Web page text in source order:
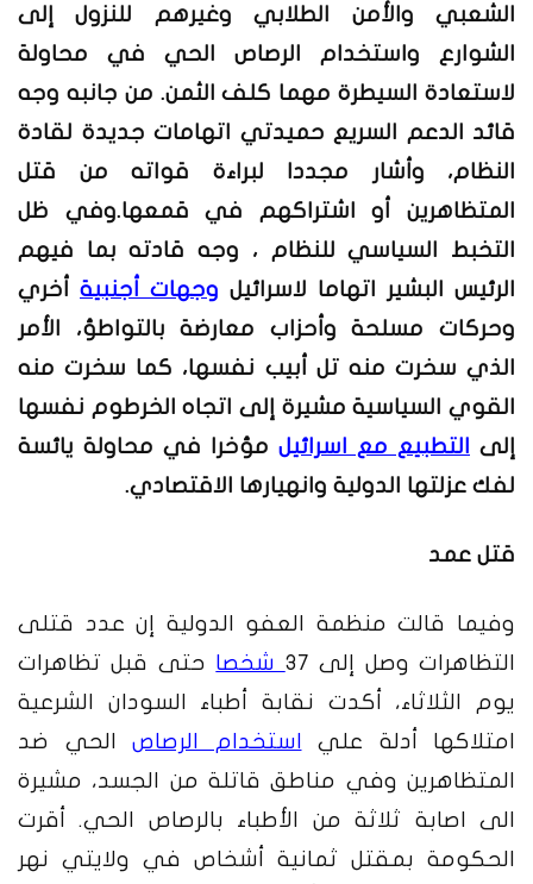
الشعبي والأمن الطلابي وغيرهم للنزول إلى
الشوارع واستخدام الرصاص الحي في محاولة
لاستعادة السيطرة مهما كلف الثمن. من جانبه وجه
قائد الدعم السريع حميدتي اتهامات جديدة لقادة
النظام، وأشار مجددا لبراءة قواته من قتل
المتظاهرين أو اشتراكهم في قمعها.وفي ظل
التخبط السياسي للنظام ، وجه قادته بما فيهم
الرئيس البشير اتهاما لاسرائيل وجهات أجنبية أخري
وحركات مسلحة وأحزاب معارضة بالتواطؤ، الأمر
الذي سخرت منه تل أبيب نفسها، كما سخرت منه
القوي السياسية مشيرة إلى اتجاه الخرطوم نفسها
إلى التطبيع مع اسرائيل مؤخرا في محاولة يائسة
لفك عزلتها الدولية وانهيارها الاقتصادي.
قتل عمد
وفيما قالت منظمة العفو الدولية إن عدد قتلى
التظاهرات وصل إلى 37
شخصا حتى قبل تظاهرات
يوم الثلاثاء، أكدت نقابة أطباء السودان الشرعية
امتلاكها أدلة علي استخدام الرصاص الحي ضد
المتظاهرين وفي مناطق قاتلة من الجسد، مشيرة
الى اصابة ثلاثة من الأطباء بالرصاص الحي. أقرت
الحكومة بمقتل ثمانية أشخاص في ولايتي نهر